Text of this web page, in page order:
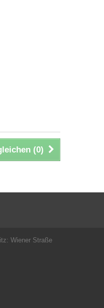
(0)
Wiener Straße